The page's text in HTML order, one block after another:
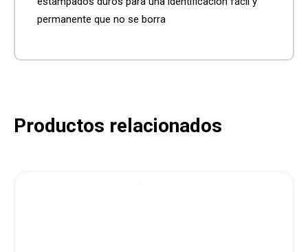
permanente que no se borra
Productos relacionados